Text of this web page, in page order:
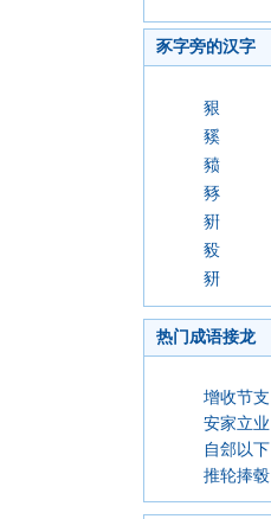
豕字旁的汉字
豤
豯
豮
豩
豣
豛
豜
热门成语接龙
增收节支
安家立业
自郐以下
推轮捧毂